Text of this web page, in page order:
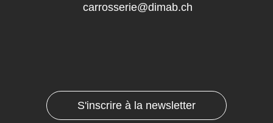
carrosserie@dimab.ch
S'inscrire à la newsletter